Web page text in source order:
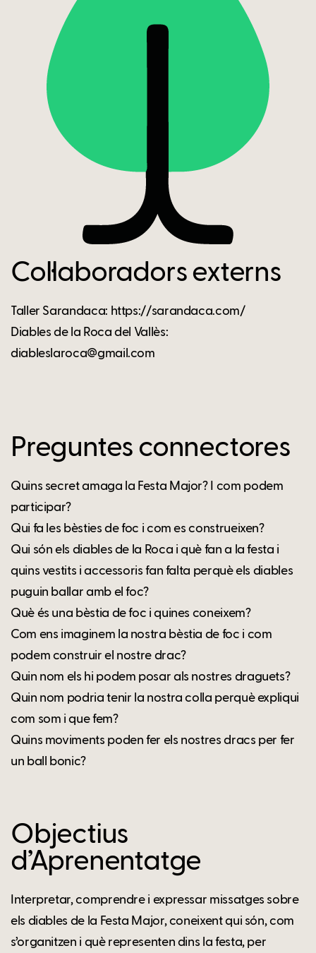
Col·laboradors externs
Taller Sarandaca: https://sarandaca.com/
Diables de la Roca del Vallès:
diableslaroca@gmail.com
Preguntes connectores
Quins secret amaga la Festa Major? I com podem
participar?
Qui fa les bèsties de foc i com es construeixen?
Qui són els diables de la Roca i què fan a la festa i
quins vestits i accessoris fan falta perquè els diables
puguin ballar amb el foc?
Què és una bèstia de foc i quines coneixem?
Com ens imaginem la nostra bèstia de foc i com
podem construir el nostre drac?
Quin nom els hi podem posar als nostres draguets?
Quin nom podria tenir la nostra colla perquè expliqui
com som i que fem?
Quins moviments poden fer els nostres dracs per fer
un ball bonic?
Objectius
d’Aprenentatge
Interpretar, comprendre i expressar missatges sobre
els diables de la Festa Major, coneixent qui són, com
s’organitzen i què representen dins la festa, per